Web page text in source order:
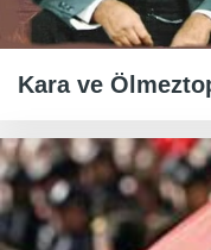
Kara ve